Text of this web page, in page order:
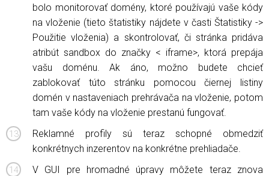
bolo monitorovať domény, ktoré používajú vaše kódy
na vloženie (tieto štatistiky nájdete v časti Štatistiky ->
Použitie vloženia) a skontrolovať, či stránka pridáva
atribút sandbox do značky < iframe>, ktorá prepája
vašu doménu. Ak áno, možno budete chcieť
zablokovať túto stránku pomocou čiernej listiny
domén v nastaveniach prehrávača na vloženie, potom
tam vaše kódy na vloženie prestanú fungovať.
Reklamné profily sú teraz schopné obmedziť
konkrétnych inzerentov na konkrétne prehliadače.
V GUI pre hromadné úpravy môžete teraz znova